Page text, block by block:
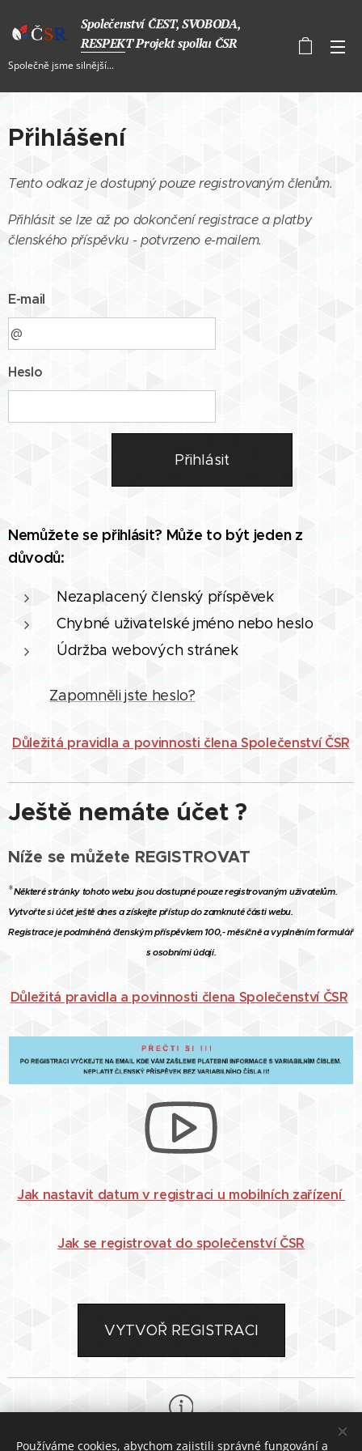
Společenství ČEST, SVOBODA,
RESPEKT Projekt spolku ČSR
Společně jsme silnější...
Přihlášení
Tento odkaz je dostupný pouze registrovaným členům.
Přihlásit se lze až po dokončení registrace a platby
členského příspěvku - potvrzeno e-mailem.
E-mail
Heslo
Přihlásit
Nemůžete se přihlásit? Může to být jeden z
důvodů:
Nezaplacený členský příspěvek
Chybné uživatelské jméno nebo heslo
Údržba webových stránek
Zapomněli jste heslo?
Důležitá pravidla a povinnosti člena Společenství ČSR
Ještě nemáte účet ?
Níže se můžete REGISTROVAT
*Některé stránky tohoto webu jsou dostupné pouze registrovaným uživatelům.
Vytvořte si účet ještě dnes a získejte přístup do zamknuté části webu.
Registrace je podmíněná členským příspěvkem 100,- měsíčně a vyplněním formulář
s osobními údaji.
Důležitá pravidla a povinnosti člena Společenství ČSR
Jak nastavit datum v registraci u mobilních zařízení
Jak se registrovat do společenství ČSR
VYTVOŘ REGISTRACI
Používáme cookies, abychom zajistili správné fungování a